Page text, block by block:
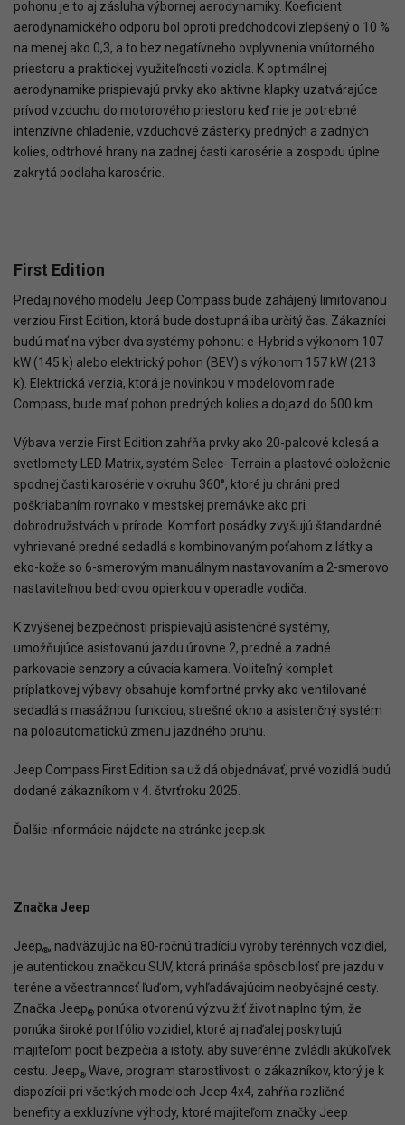
pohonu je to aj zásluha výbornej aerodynamiky. Koeficient
aerodynamického odporu bol oproti predchodcovi zlepšený o 10 %
na menej ako 0,3, a to bez negatívneho ovplyvnenia vnútorného
priestoru a praktickej využiteľnosti vozidla. K optimálnej
aerodynamike prispievajú prvky ako aktívne klapky uzatvárajúce
prívod vzduchu do motorového priestoru keď nie je potrebné
intenzívne chladenie, vzduchové zásterky predných a zadných
kolies, odtrhové hrany na zadnej časti karosérie a zospodu úplne
zakrytá podlaha karosérie.
First Edition
Predaj nového modelu Jeep Compass bude zahájený limitovanou
verziou First Edition, ktorá bude dostupná iba určitý čas. Zákazníci
budú mať na výber dva systémy pohonu: e-Hybrid s výkonom 107
kW (145 k) alebo elektrický pohon (BEV) s výkonom 157 kW (213
k). Elektrická verzia, ktorá je novinkou v modelovom rade
Compass, bude mať pohon predných kolies a dojazd do 500 km.
Výbava verzie First Edition zahŕňa prvky ako 20-palcové kolesá a
svetlomety LED Matrix, systém Selec- Terrain a plastové obloženie
spodnej časti karosérie v okruhu 360°, ktoré ju chráni pred
poškriabaním rovnako v mestskej premávke ako pri
dobrodružstvách v prírode. Komfort posádky zvyšujú štandardné
vyhrievané predné sedadlá s kombinovaným poťahom z látky a
eko-kože so 6-smerovým manuálnym nastavovaním a 2-smerovo
nastaviteľnou bedrovou opierkou v operadle vodiča.
K zvýšenej bezpečnosti prispievajú asistenčné systémy,
umožňujúce asistovanú jazdu úrovne 2, predné a zadné
parkovacie senzory a cúvacia kamera. Voliteľný komplet
príplatkovej výbavy obsahuje komfortné prvky ako ventilované
sedadlá s masážnou funkciou, strešné okno a asistenčný systém
na poloautomatickú zmenu jazdného pruhu.
Jeep Compass First Edition sa už dá objednávať, prvé vozidlá budú
dodané zákazníkom v 4. štvrťroku 2025.
Ďalšie informácie nájdete na stránke jeep.sk
Značka Jeep
Jeep®, nadväzujúc na 80-ročnú tradíciu výroby terénnych vozidiel,
je autentickou značkou SUV, ktorá prináša spôsobilosť pre jazdu v
teréne a všestrannosť ľuďom, vyhľadávajúcim neobyčajné cesty.
Značka Jeep® ponúka otvorenú výzvu žiť život naplno tým, že
ponúka široké portfólio vozidiel, ktoré aj naďalej poskytujú
majiteľom pocit bezpečia a istoty, aby suverénne zvládli akúkoľvek
cestu. Jeep® Wave, program starostlivosti o zákazníkov, ktorý je k
dispozícii pri všetkých modeloch Jeep 4x4, zahŕňa rozličné
benefity a exkluzívne výhody, ktoré majiteľom značky Jeep